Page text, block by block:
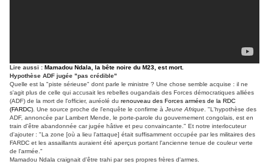
Lire aussi : Mamadou Ndala, la bête noire du M23, est mort.
Hypothèse ADF jugée "pas crédible"
Quelle est la "piste sérieuse" dont parle le ministre ? Une chose semble acquise : il ne
s'agit plus de celle qui accusait les rebelles ougandais des Forces démocratiques alliées
(ADF) de la mort de l'officier, auréolé du renouveau des Forces armées de la RDC
(FARDC). Une source proche de l'enquête le confirme à Jeune Afrique. "L'hypothèse des
ADF, annoncée par Lambert Mende, le porte-parole du gouvernement congolais, est en
train d'être abandonnée car jugée hâtive et peu convaincante." Et notre interlocuteur
d'ajouter : "La zone [où a lieu l'attaque] était suffisamment occupée par les militaires des
FARDC et les assaillants auraient été aperçus portant l'ancienne tenue de couleur verte
de l'armée."
Mamadou Ndala craignait d'être trahi par ses propres frères d'armes.